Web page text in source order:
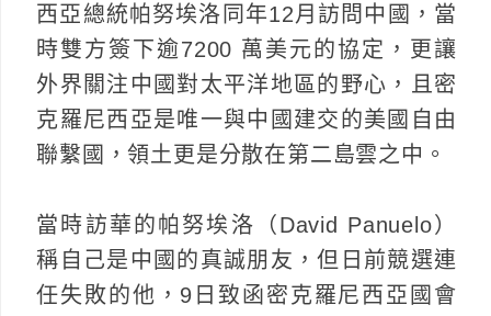
西亞總統帕努埃洛同年12月訪問中國，當
時雙方簽下逾7200 萬美元的協定，更讓
外界關注中國對太平洋地區的野心，且密
克羅尼西亞是唯一與中國建交的美國自由
聯繫國，領土更是分散在第二島雲之中。
當時訪華的帕努埃洛（David Panuelo）
稱自己是中國的真誠朋友，但日前競選連
任失敗的他，9日致函密克羅尼西亞國會